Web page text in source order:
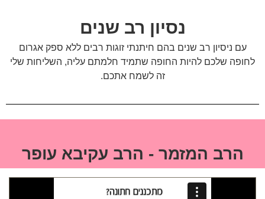
נסיון רב שנים
עם ניסיון רב שנים בהם חיתנתי זוגות רבים ללא ספק אגרום
לחופה שלכם להיות החופה שתמיד חלמתם עליה, השליחות שלי
זה לשמח אתכם.
הרב המזמר - הרב עקיבא עופר